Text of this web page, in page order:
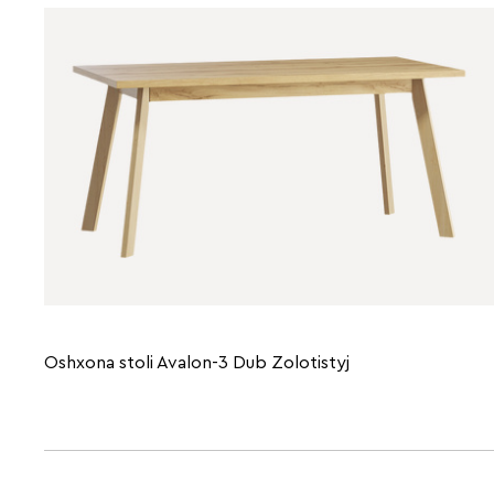
Oshxona stoli Avalon-3 Dub Zolotistyj